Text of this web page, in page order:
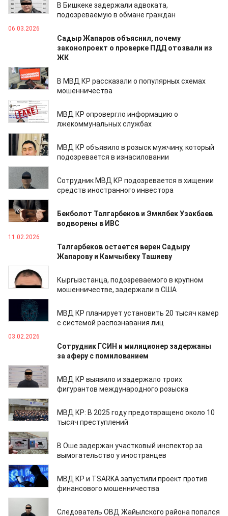
В Бишкеке задержали адвоката,
подозреваемую в обмане граждан
06.03.2026
Садыр Жапаров объяснил, почему
законопроект о проверке ПДД отозвали из
ЖК
03.03.2026
В МВД КР рассказали о популярных схемах
мошенничества
02.03.2026
МВД КР опровергло информацию о
лжекоммунальных службах
02.03.2026
МВД КР объявило в розыск мужчину, который
подозревается в изнасиловании
25.02.2026
Сотрудник МВД КР подозревается в хищении
средств иностранного инвестора
11.02.2026
Бекболот Талгарбеков и Эмилбек Узакбаев
водворены в ИВС
11.02.2026
Талгарбеков остается верен Садыру
Жапарову и Камчыбеку Ташиеву
05.02.2026
Кыргызстанца, подозреваемого в крупном
мошенничестве, задержали в США
05.02.2026
МВД КР планирует установить 20 тысяч камер
с системой распознавания лиц
03.02.2026
Сотрудник ГСИН и милиционер задержаны
за аферу с помилованием
28.01.2026
МВД КР выявило и задержало троих
фигурантов международного розыска
23.01.2026
МВД КР: В 2025 году предотвращено около 10
тысяч преступлений
23.01.2026
В Оше задержан участковый инспектор за
вымогательство у иностранцев
19.01.2026
МВД КР и TSARKA запустили проект против
финансового мошенничества
Следователь ОВД Жайылского района попался